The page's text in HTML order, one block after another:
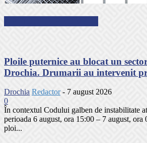
Ploile puternice au blocat un
Drochia. Drumarii au intervenit
Drochia Redactor - 7 august 2026
0
În contextul Codului galben de instabilitate
perioada 6 august, ora 15:00 – 7 august, ora
ploi...